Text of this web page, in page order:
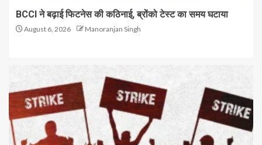
BCCI ने बढ़ाई फिटनेस की कठिनाई, ब्रोंको टेस्ट का समय घटाया
August 6, 2026 Manoranjan Singh